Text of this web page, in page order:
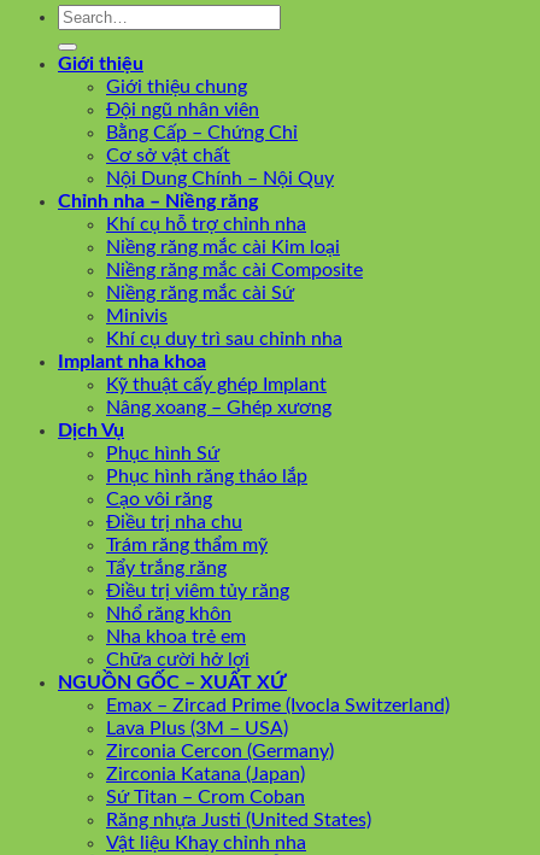
Giới thiệu
Giới thiệu chung
Đội ngũ nhân viên
Bằng Cấp – Chứng Chỉ
Cơ sở vật chất
Nội Dung Chính – Nội Quy
Chỉnh nha – Niềng răng
Khí cụ hỗ trợ chỉnh nha
Niềng răng mắc cài Kim loại
Niềng răng mắc cài Composite
Niềng răng mắc cài Sứ
Minivis
Khí cụ duy trì sau chỉnh nha
Implant nha khoa
Kỹ thuật cấy ghép Implant
Nâng xoang – Ghép xương
Dịch Vụ
Phục hình Sứ
Phục hình răng tháo lắp
Cạo vôi răng
Điều trị nha chu
Trám răng thẩm mỹ
Tẩy trắng răng
Điều trị viêm tủy răng
Nhổ răng khôn
Nha khoa trẻ em
Chữa cười hở lợi
NGUỒN GỐC – XUẤT XỨ
Emax – Zircad Prime (Ivocla Switzerland)
Lava Plus (3M – USA)
Zirconia Cercon (Germany)
Zirconia Katana (Japan)
Sứ Titan – Crom Coban
Răng nhựa Justi (United States)
Vật liệu Khay chỉnh nha